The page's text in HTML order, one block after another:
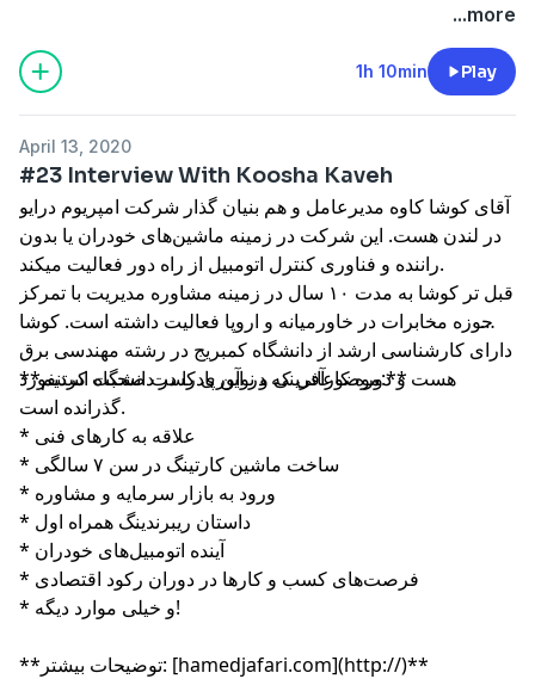
...more
1h 10min Play
April 13, 2020
#23 Interview With Koosha Kaveh
آقای کوشا کاوه مدیرعامل و هم بنیان گذار شرکت امپریوم درایو
در لندن هست. این شرکت در زمینه ماشین‌های خودران یا بدون
راننده و فناوری کنترل اتومبیل از راه دور فعالیت میکند.
قبل تر کوشا به مدت ۱۰ سال در زمینه مشاوره مدیریت با تمرکز
در حوزه مخابرات در خاورمیانه و اروپا فعالیت داشته است. کوشا
دارای کارشناسی ارشد از دانشگاه کمبریج در رشته مهندسی برق
هست و دوره کارآفرینی و نوآوری را در دانشگاه استنفورد
گذرانده است.
**موضوعاتی که در این پادکست صحبت کردیم:**
* علاقه به کارهای فنی
* ساخت ماشین کارتینگ در سن ۷ سالگی
* ورود به بازار سرمایه و مشاوره
* داستان ریبرندینگ همراه اول
* آینده اتومبیل‌های خودران
* فرصت‌های کسب و کارها در دوران رکود اقتصادی
* و خیلی موارد دیگه!
**توضیحات بیشتر: [hamedjafari.com](http://)**